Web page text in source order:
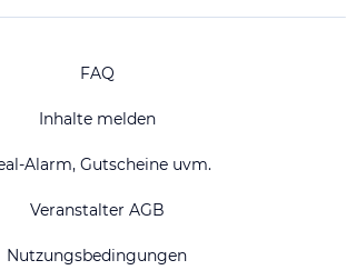
FAQ
Inhalte melden
Alarm, Gutscheine uvm.
Veranstalter AGB
Nutzungsbedingungen